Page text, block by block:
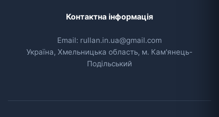
Контактна інформація
Email: rullan.in.ua@gmail.com
Україна, Хмельницька область, м. Кам'янець-
Подільський